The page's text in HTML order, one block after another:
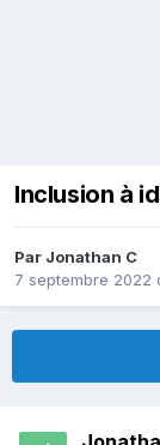
Inclusion à
Par Jonathan C
7 septembre 2022